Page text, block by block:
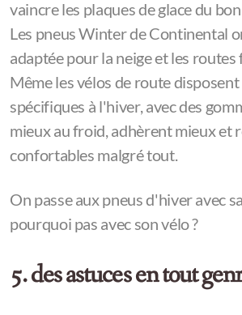
vaincre les plaques de glace du
Les pneus Winter de Continental
adaptée pour la neige et les routes
Même les vélos de route
spécifiques à l'hiver, avec des
mieux au froid, adhèrent mieux et
confortables malgré tout.
On passe aux pneus d'hiver avec
pourquoi pas avec son vélo ?
5. des astuces en tout